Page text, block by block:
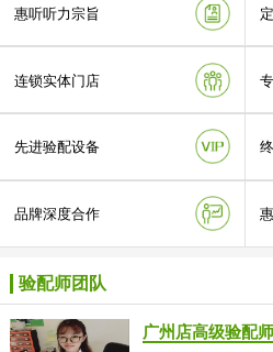
惠听听力宗旨
连锁实体门店
先进验配设备
品牌深度合作
验配师团队
广州店高级验配